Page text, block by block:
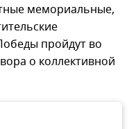
мемориальные,
пройдут во
о коллективной